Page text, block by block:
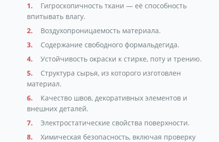
Гигроскопичность ткани — её способность
впитывать влагу.
Воздухопроницаемость материала.
Содержание свободного формальдегида.
Устойчивость окраски к стирке, поту и трению.
Структура сырья, из которого изготовлен
материал.
Качество швов, декоративных элементов и
внешних деталей.
Электростатические свойства поверхности.
Химическая безопасность, включая проверку